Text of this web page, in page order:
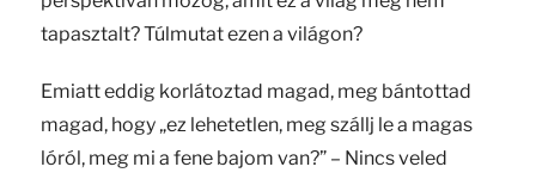
tapasztalt? Túlmutat ezen a világon?
Emiatt eddig korlátoztad magad, meg bántottad
magad, hogy „ez lehetetlen, meg szállj le a magas
lóról, meg mi a fene bajom van?” – Nincs veled